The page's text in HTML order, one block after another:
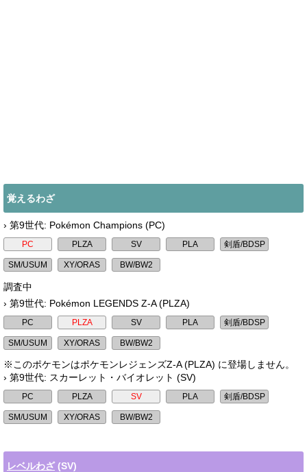
覚えるわざ
› 第9世代: Pokémon Champions (PC)
調査中
› 第9世代: Pokémon LEGENDS Z-A (PLZA)
※このポケモンはポケモンレジェンズZ-A (PLZA) に登場しません。
› 第9世代: スカーレット・バイオレット (SV)
レベルわざ (SV)